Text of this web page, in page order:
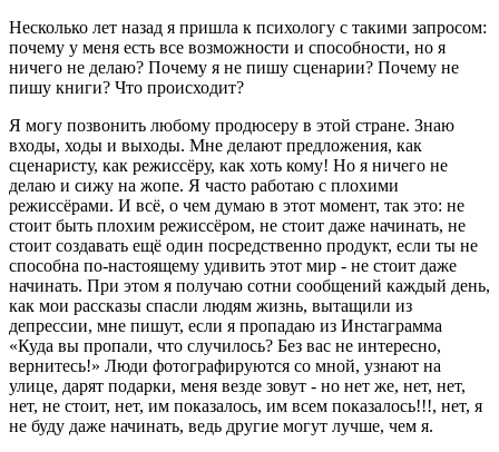
Несколько лет назад я пришла к психологу с такими запросом:
почему у меня есть все возможности и способности, но я
ничего не делаю? Почему я не пишу сценарии? Почему не
пишу книги? Что происходит?
Я могу позвонить любому продюсеру в этой стране. Знаю
входы, ходы и выходы. Мне делают предложения, как
сценаристу, как режиссёру, как хоть кому! Но я ничего не
делаю и сижу на жопе. Я часто работаю с плохими
режиссёрами. И всё, о чем думаю в этот момент, так это: не
стоит быть плохим режиссёром, не стоит даже начинать, не
стоит создавать ещё один посредственно продукт, если ты не
способна по-настоящему удивить этот мир - не стоит даже
начинать. При этом я получаю сотни сообщений каждый день,
как мои рассказы спасли людям жизнь, вытащили из
депрессии, мне пишут, если я пропадаю из Инстаграмма
«Куда вы пропали, что случилось? Без вас не интересно,
вернитесь!» Люди фотографируются со мной, узнают на
улице, дарят подарки, меня везде зовут - но нет же, нет, нет,
нет, не стоит, нет, им показалось, им всем показалось!!!, нет, я
не буду даже начинать, ведь другие могут лучше, чем я.